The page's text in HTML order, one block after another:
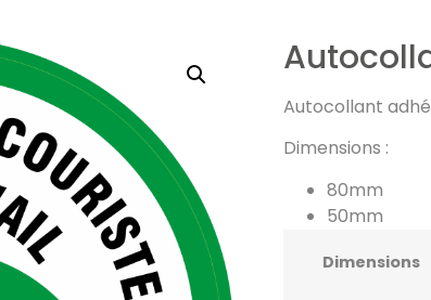
Autocollant
Dimensions :
80mm
50mm
Dimensions